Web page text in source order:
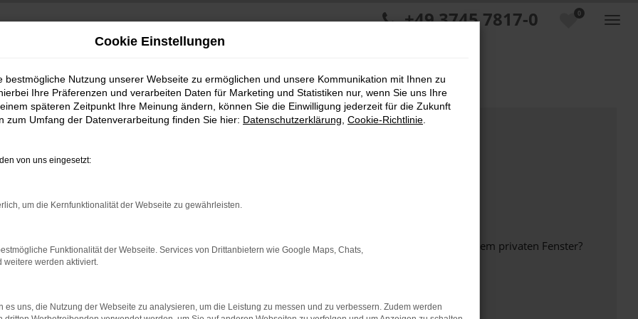
0
+49 3745 7817-0
bestimmter Seiten verhindern. Funktioniert die Seite in einem anderen Browser oder in einem privaten Fenster?
beheben.
auf dem neuesten Stand sind.
Cookie Einstellungen
bestmögliche Nutzung unserer Webseite zu ermöglichen und unsere Kommunikation mit Ihnen zu
Ihre Präferenzen und verarbeiten Daten für Marketing und Statistiken nur, wenn Sie uns Ihre
späteren Zeitpunkt Ihre Meinung ändern, können Sie die Einwilligung jederzeit für die Zukunft
zum Umfang der Datenverarbeitung finden Sie hier: Datenschutzerklärung Cookie-Richtlinie
von uns eingesetzt:
um die Kernfunktionalität der Webseite zu gewährleisten.
Funktionalität der Webseite. Services von Drittanbietern wie Google Maps, Chats,
weitere werden aktiviert.
es uns, die Nutzung der Webseite zu analysieren, um die Leistung zu messen und zu verbessern. Zudem werden